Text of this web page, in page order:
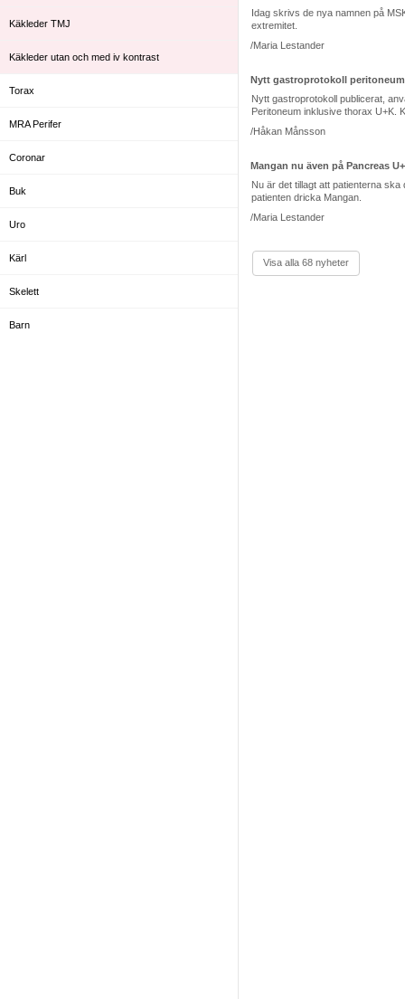
Käkleder TMJ
Käkleder utan och med iv kontrast
Torax
MRA Perifer
Coronar
Buk
Uro
Kärl
Skelett
Barn
Idag skrivs de nya namnen på
extremitet.
/Maria Lestander
Nytt gastroprotokoll peritoneum
Nytt gastroprotokoll publicerat,
Peritoneum inklusive thorax U+K.
/Håkan Månsson
Mangan nu även på Pancreas
Nu är det tillagt att patienterna
patienten dricka Mangan.
/Maria Lestander
Visa alla 68 nyheter